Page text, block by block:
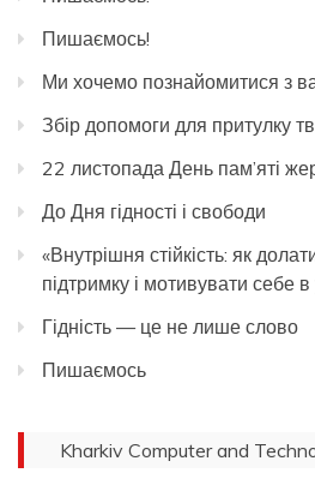
Пишаємось!
Ми хочемо познайомитися з
Збір допомоги для притулку
22 листопада День пам’яті
До Дня гідності і свободи
«Внутрішня стійкість: як
підтримку і мотивувати себе
Гідність — це не лише слово
Пишаємось
Kharkiv Computer and